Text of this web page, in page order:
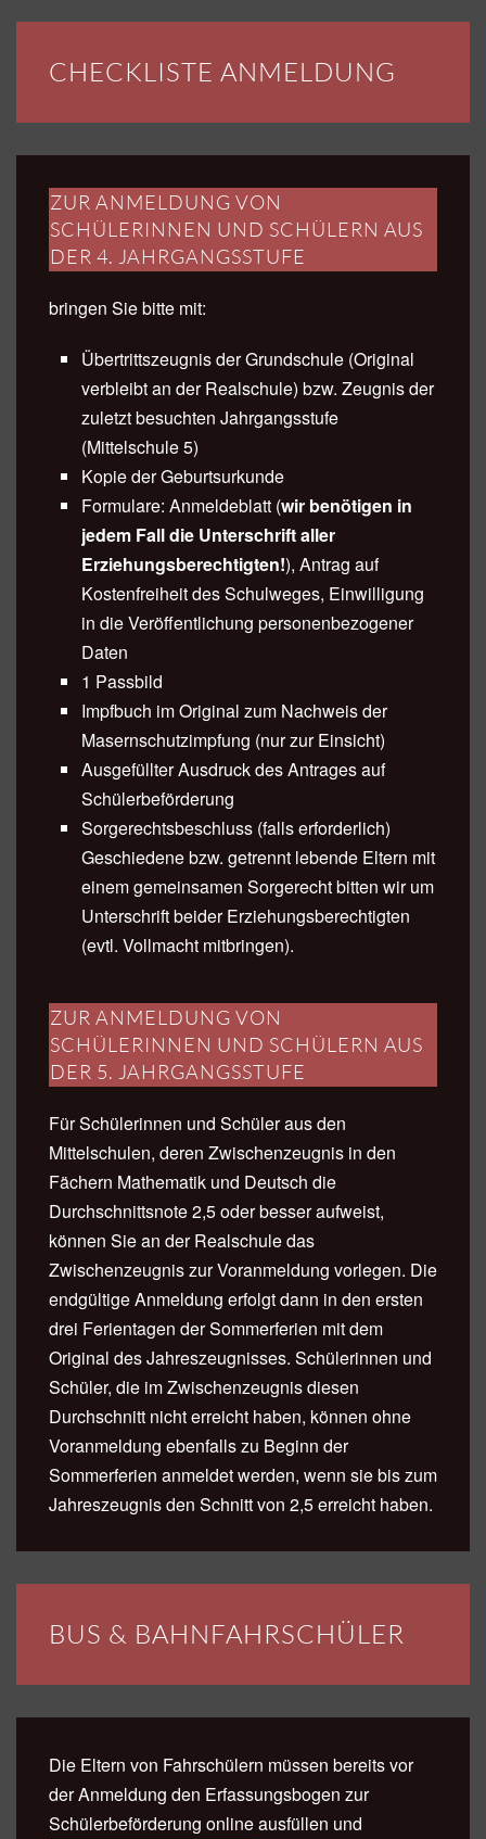
CHECKLISTE ANMELDUNG
ZUR ANMELDUNG VON
SCHÜLERINNEN UND SCHÜLERN AUS
DER 4. JAHRGANGSSTUFE
bringen Sie bitte mit:
Übertrittszeugnis der Grundschule (Original
verbleibt an der Realschule) bzw. Zeugnis der
zuletzt besuchten Jahrgangsstufe
(Mittelschule 5)
Kopie der Geburtsurkunde
Formulare: Anmeldeblatt (wir benötigen in
jedem Fall die Unterschrift aller
Erziehungsberechtigten!), Antrag auf
Kostenfreiheit des Schulweges, Einwilligung
in die Veröffentlichung personenbezogener
Daten
1 Passbild
Impfbuch im Original zum Nachweis der
Masernschutzimpfung (nur zur Einsicht)
Ausgefüllter Ausdruck des Antrages auf
Schülerbeförderung
Sorgerechtsbeschluss (falls erforderlich)
Geschiedene bzw. getrennt lebende Eltern mit
einem gemeinsamen Sorgerecht bitten wir um
Unterschrift beider Erziehungsberechtigten
(evtl. Vollmacht mitbringen).
ZUR ANMELDUNG VON
SCHÜLERINNEN UND SCHÜLERN AUS
DER 5. JAHRGANGSSTUFE
Für Schülerinnen und Schüler aus den
Mittelschulen, deren Zwischenzeugnis in den
Fächern Mathematik und Deutsch die
Durchschnittsnote 2,5 oder besser aufweist,
können Sie an der Realschule das
Zwischenzeugnis zur Voranmeldung vorlegen. Die
endgültige Anmeldung erfolgt dann in den ersten
drei Ferientagen der Sommerferien mit dem
Original des Jahreszeugnisses. Schülerinnen und
Schüler, die im Zwischenzeugnis diesen
Durchschnitt nicht erreicht haben, können ohne
Voranmeldung ebenfalls zu Beginn der
Sommerferien anmeldet werden, wenn sie bis zum
Jahreszeugnis den Schnitt von 2,5 erreicht haben.
BUS & BAHNFAHRSCHÜLER
Die Eltern von Fahrschülern müssen bereits vor
der Anmeldung den Erfassungsbogen zur
Schülerbeförderung online ausfüllen und